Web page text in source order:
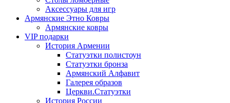
Аксессуары для игр
Армянские Этно Ковры
Армянские ковры
VIP подарки
История Армении
Статуэтки полистоун
Статуэтки бронза
Армянский Алфавит
Галерея образов
Церкви.Статуэтки
История России